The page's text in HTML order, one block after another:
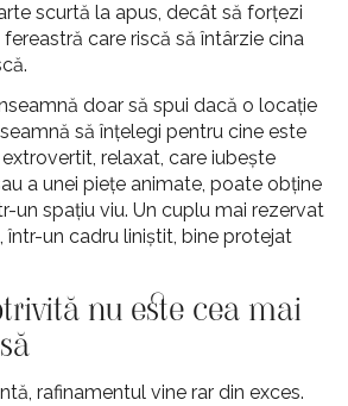
scurtă la apus, decât să forțezi
care riscă să întârzie cina
doar să spui dacă o locație
să înțelegi pentru cine este
relaxat, care iubește
a unei piețe animate, poate obține
un spațiu viu. Un cuplu mai rezervat
într-un cadru liniștit, bine protejat
nu este cea mai
rafinamentul vine rar din exces.